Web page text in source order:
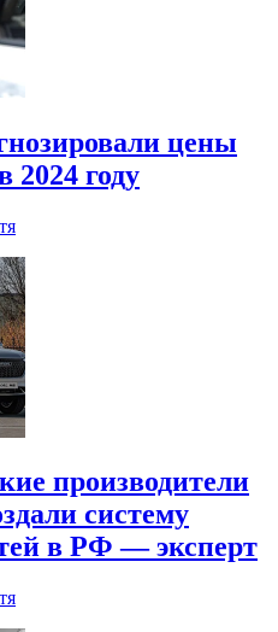
цены
2024 году
производители
систему
в РФ — эксперт